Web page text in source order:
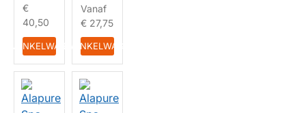
€
40,50
IN WINKELWAGEN
HUISMERK
Vanaf
€ 27,75
IN WINKELWAGEN